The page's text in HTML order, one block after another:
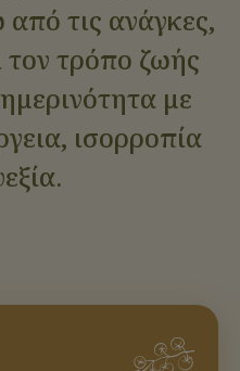
τις ανάγκες,
τον τρόπο ζωής
με
ισορροπία